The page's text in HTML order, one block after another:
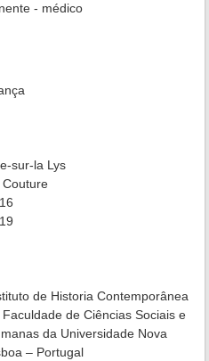
- médico
sur-la Lys
Couture
de Historia Contemporânea
Faculdade de Ciências Sociais e
da Universidade Nova
– Portugal